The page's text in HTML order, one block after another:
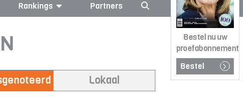
Bestel nu uw
proefabonnement
Bestel
Rankings Partners
Lokaal